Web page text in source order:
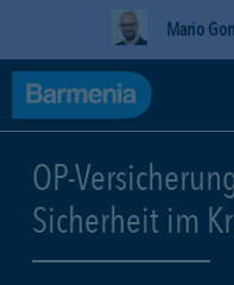
Mario
OP-
Sicherheit im